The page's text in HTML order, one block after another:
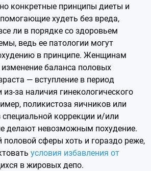
конкретные принципы диеты и
худеть без вреда,
ли в порядке со здоровьем
ведь ее патологии могут
в принципе. Женщинам
баланса половых
— вступление в период
за наличия гинекологического
поликистоза яичников или
коррекции и/или
делают невозможным похудение.
сферы хоть и гораздо реже,
условия избавления от
в жировых депо.